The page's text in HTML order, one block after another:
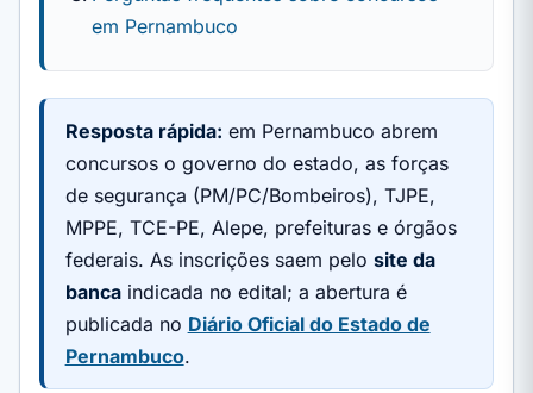
em Pernambuco
Resposta rápida: em Pernambuco abrem
concursos o governo do estado, as forças
de segurança (PM/PC/Bombeiros), TJPE,
MPPE, TCE-PE, Alepe, prefeituras e órgãos
federais. As inscrições saem pelo site da
bancaindicada no edital; a abertura é
publicada no Diário Oficial do Estado de
Pernambuco.